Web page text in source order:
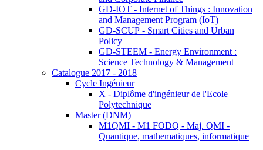
GD-IOT - Internet of Things : Innovation
and Management Program (IoT)
GD-SCUP - Smart Cities and Urban
Policy
GD-STEEM - Energy Environment :
Science Technology & Management
Catalogue 2017 - 2018
Cycle Ingénieur
X - Diplôme d'ingénieur de l'Ecole
Polytechnique
Master (DNM)
M1QMI - M1 FODQ - Maj. QMI -
Quantique, mathematiques, informatique